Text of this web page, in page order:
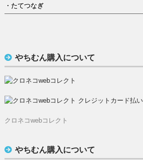
・たてつなぎ
やちむん購入について
クロネコwebコレクト
やちむん購入について